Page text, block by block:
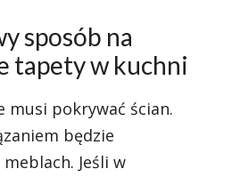
sposób na
tapety w kuchni
musi pokrywać ścian.
będzie
Jeśli w